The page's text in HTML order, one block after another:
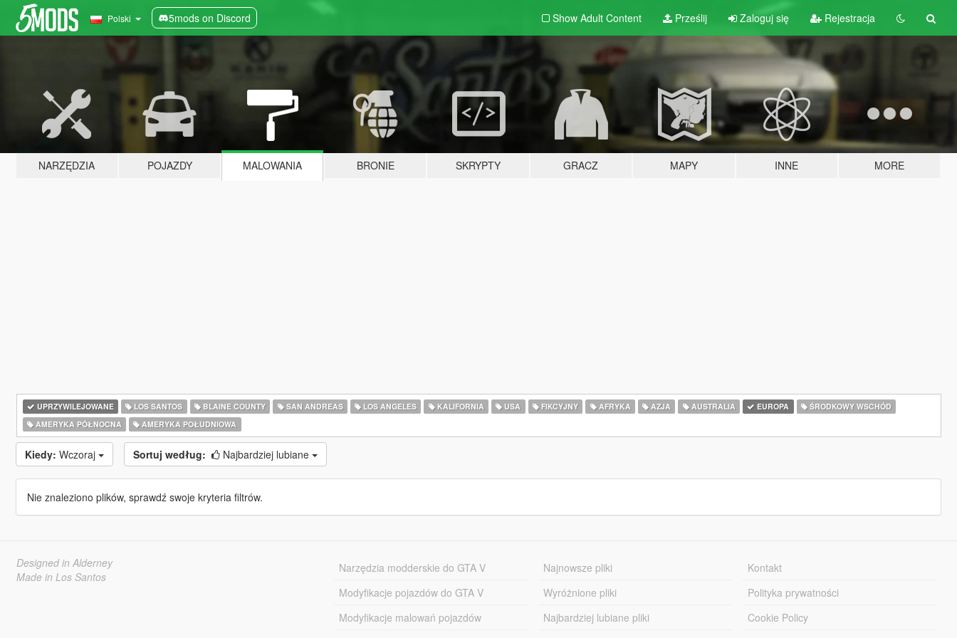
Polski 5mods on Discord Show Adult Content Prześlij Zaloguj się Rejestracja
NARZĘDZIA POJAZDY MALOWANIA BRONIE SKRYPTY GRACZ MAPY INNE MORE
UPRZYWILEJOWANE LOS SANTOS BLAINE COUNTY SAN ANDREAS LOS ANGELES KALIFORNIA USA FIKCYJNY AFRYKA AZJA AUSTRALIA EUROPA
ŚRODKOWY WSCHÓD
AMERYKA PÓŁNOCNA
AMERYKA POŁUDNIOWA
Kiedy: Wczoraj Sortuj według: Najbardziej lubiane
Nie znaleziono plików, sprawdź swoje kryteria filtrów.
Designed in Alderney
Made in Los Santos
Narzędzia modderskie do GTA V
Modyfikacje pojazdów do GTA V
Modyfikacje malowań pojazdów
Najnowsze pliki
Wyróżnione pliki
Najbardziej lubiane pliki
Kontakt
Polityka prywatności
Cookie Policy